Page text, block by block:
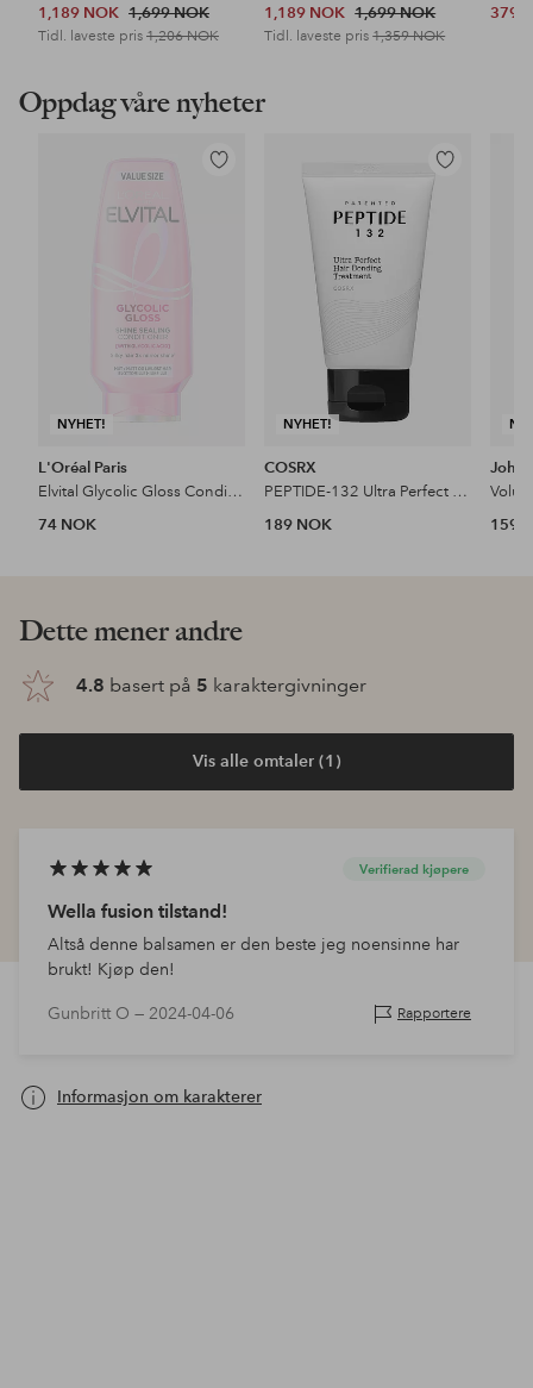
1,189 NOK 1,699 NOK
Tidl. laveste pris 1,206 NOK
1,189 NOK 1,699 NOK
Tidl. laveste pris1,359 NOK
379
Oppdag våre nyheter
NYHET!
Legg
L'Oréal Paris
Elvital Glycolic Gloss Conditioner For Dull Hair
74 NOK
NYHET!
Legg
til
favoritter
COSRX
PEPTIDE-132 Ultra Perfect Hair Bonding Treatment
189 NOK
John
159
Dette mener andre
4.8 basert på 5 karaktergivninger
Vis alle omtaler (1)
Verifierad kjøpere
Wella fusion tilstand!
Altså denne balsamen er den beste jeg noensinne har
brukt! Kjøp den!
Gunbritt O — 2024-04-06 Rapportere
Informasjon om karakterer